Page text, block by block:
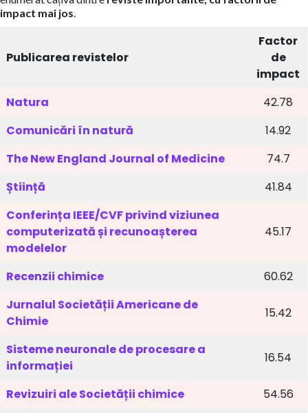
impact mai jos
Publicarea revistelor
Factor
de
impact
Natura
42.78
Comunicări în natură
14.92
The New England Journal of Medicine
74.7
Știință
41.84
Conferința IEEE/CVF privind viziunea
computerizată și recunoașterea
modelelor
45.17
Recenzii chimice
60.62
Jurnalul Societății Americane de
Chimie
15.42
Sisteme neuronale de procesare a
informației
16.54
Revizuiri ale Societății chimice
54.56